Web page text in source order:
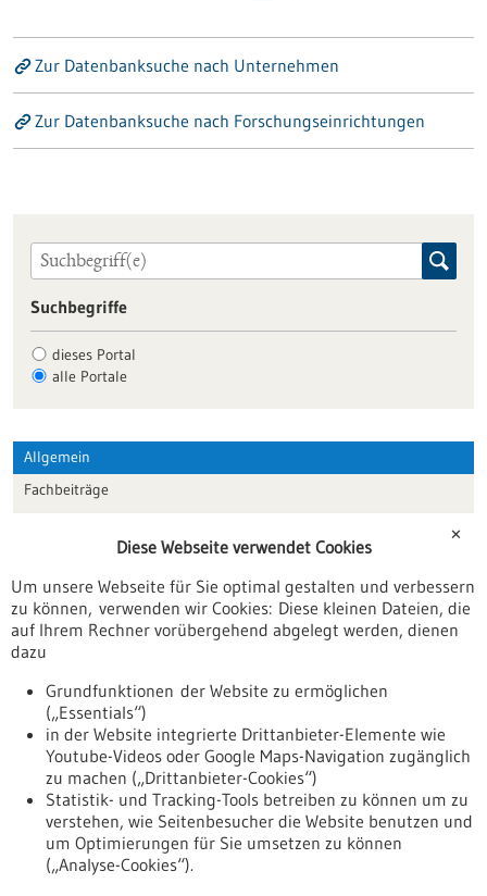
Zur Datenbanksuche nach Unternehmen
Zur Datenbanksuche nach Forschungseinrichtungen
Suchbegriffe
dieses Portal
alle Portale
Allgemein
Fachbeiträge
Veranstaltungen
Erscheinungsdatum
Nach oben
✕
Diese Webseite verwendet Cookies
Um unsere Webseite für Sie optimal gestalten und verbessern
zu können, verwenden wir Cookies: Diese kleinen Dateien, die
auf Ihrem Rechner vorübergehend abgelegt werden, dienen
dazu
Grundfunktionen der Website zu ermöglichen
(„Essentials“)
in der Website integrierte Drittanbieter-Elemente wie
Youtube-Videos oder Google Maps-Navigation zugänglich
zu machen („Drittanbieter-Cookies“)
Statistik- und Tracking-Tools betreiben zu können um zu
verstehen, wie Seitenbesucher die Website benutzen und
um Optimierungen für Sie umsetzen zu können
(„Analyse-Cookies“).